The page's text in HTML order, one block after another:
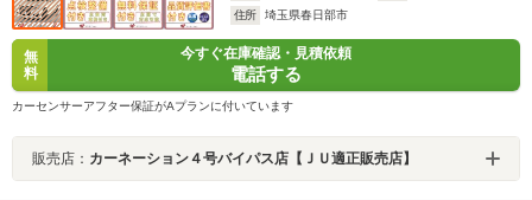
住所
埼玉県春日部市
無
料
今すぐ在庫確認・見積依頼
電話する
カーセンサーアフター保証がAプランに付いています
販売店： カーネーション４号バイパス店【ＪＵ適正販売店】